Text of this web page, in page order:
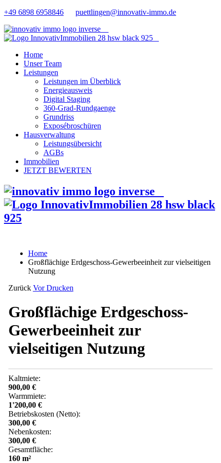
+49 6898 6958846 puettlingen@innovativ-immo.de
Home
Unser Team
Leistungen
Leistungen im Überblick
Energieausweis
Digital Staging
360-Grad-Rundgaenge
Grundriss
Exposébroschüren
Hausverwaltung
Leistungsübersicht
AGBs
Immobilien
JETZT BEWERTEN
Home
Großflächige Erdgeschoss-Gewerbeeinheit zur vielseitigen
Nutzung
Zurück VorDrucken
Großflächige Erdgeschoss-
Gewerbeeinheit zur
vielseitigen Nutzung
Kaltmiete:
900,00 €
Warmmiete:
1'200,00 €
Betriebskosten (Netto):
300,00 €
Nebenkosten:
300,00 €
Gesamtfläche:
160 m²